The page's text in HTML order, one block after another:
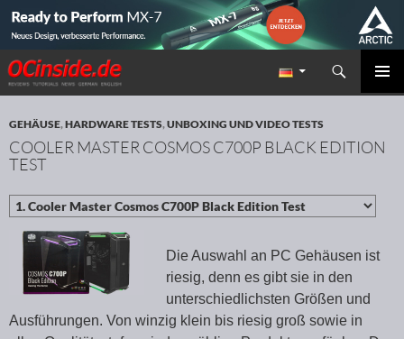
Redaktion ocinside.de PC Hardware Portal
Suchen
ZUM INHALT SPRINGEN
GEHÄUSE,HARDWARE TESTS,UNBOXING UND VIDEO TESTS
COOLER MASTER COSMOS C700P BLACK EDITION
TEST
Die Auswahl an PC Gehäusen ist
riesig, denn es gibt sie in den
unterschiedlichsten Größen und
Ausführungen. Von winzig klein bis riesig groß sowie in